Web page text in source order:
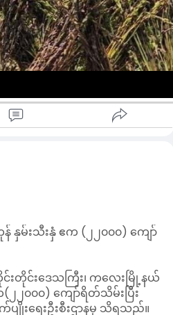
ျားကို မြို့နယ်စိုက်ပျိုးရေးဦးစီး
၊ GAP နည်းစနစ်နဲ့စိုက်ပျိုးနိုင်ရေး၊
င်ရေး၊ အ ထွက်နှုန်းကောင်းမွန်သည့်
ာပေးလုပ်ငန်းများဆောင်ရွက်ပေးခဲ့
တ်လုပ်တဲ့ သီးနှံတွေဟာ အခြားစိုက်
သီးနှံတွေထက် အရည်အသွေး ပိုမို
းကွက်သာမက ပြည်ပစျေးကွက်ကိုပါ
မ်းသီးနှံ ဧက (၂၂၀၀၀) ကျော်
းတိုင်းဒေသကြီး၊ ကလေးမြို့နယ်
၂၀၀၀) ကျော်ရိတ်သိမ်းပြီး
ျိုးရေးဦးစီးဌာနမှ သိရသည်။